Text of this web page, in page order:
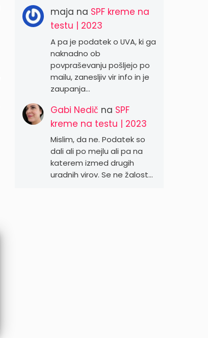
maja na SPF kreme na
testu | 2023
A pa je podatek o UVA, ki ga
naknadno ob
povpraševanju pošljejo po
mailu, zanesljiv vir info in je
zaupanja…
Gabi Nedič na SPF
kreme na testu | 2023
Mislim, da ne. Podatek so
dali ali po mejlu ali pa na
katerem izmed drugih
uradnih virov. Se ne žalost…